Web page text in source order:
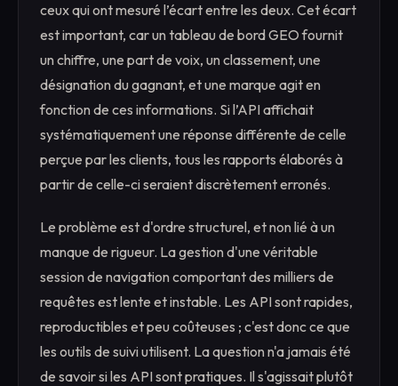
ceux qui ont mesuré l’écart entre les deux. Cet écart
est important, car un tableau de bord GEO fournit
un chiffre, une part de voix, un classement, une
désignation du gagnant, et une marque agit en
fonction de ces informations. Si l’API affichait
systématiquement une réponse différente de celle
perçue par les clients, tous les rapports élaborés à
partir de celle-ci seraient discrètement erronés.
Le problème est d'ordre structurel, et non lié à un
manque de rigueur. La gestion d'une véritable
session de navigation comportant des milliers de
requêtes est lente et instable. Les API sont rapides,
reproductibles et peu coûteuses ; c'est donc ce que
les outils de suivi utilisent. La question n'a jamais été
de savoir si les API sont pratiques. Il s'agissait plutôt